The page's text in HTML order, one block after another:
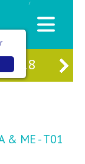
/
18 SEX
& ME - T01